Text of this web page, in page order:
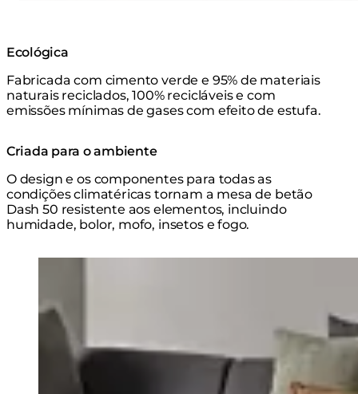
Ecológica
Fabricada com cimento verde e 95% de materiais
naturais reciclados, 100% recicláveis e com
emissões mínimas de gases com efeito de estufa.
Criada para o ambiente
O design e os componentes para todas as
condições climatéricas tornam a mesa de betão
Dash 50 resistente aos elementos, incluindo
humidade, bolor, mofo, insetos e fogo.